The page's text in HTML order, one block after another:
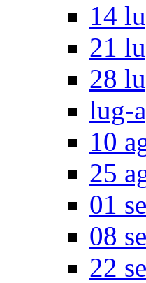
14
21
28
lug-
10
25
01
08
22